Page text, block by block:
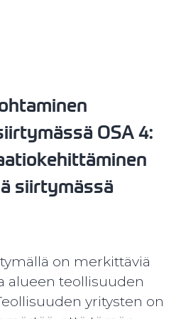
OSA 4:
siirtymässä
on merkittäviä
alueen teollisuuden
yritysten on